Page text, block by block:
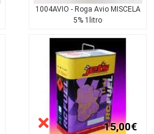
1004AVIO - Roga Avio MISCELA
5% 1litro
15,00€